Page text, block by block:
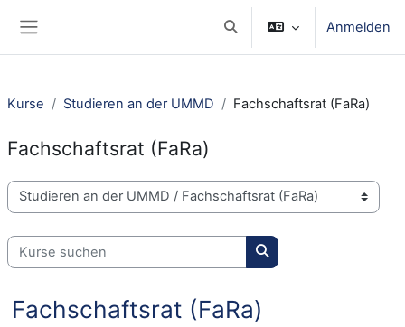
Sucheingabe umschalten
Anmelden
Kurse Studieren an der UMMD Fachschaftsrat (FaRa)
Fachschaftsrat (FaRa)
Kursbereiche
Kurse suchen
Kurse suchen
Fachschaftsrat (FaRa)